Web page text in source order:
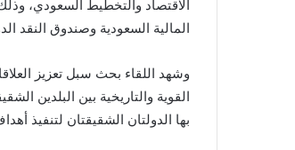
الاقتصاد والتخطيط السعودي،
المالية السعودية وصندوق النقد
وشهد اللقاء بحث سبل تعزيز
القوية والتاريخية بين البلدين
بها الدولتان الشقيقتان لتنفيذ